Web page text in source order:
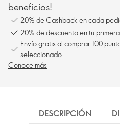
beneficios!
20% de Cashback en cada
20% de descuento en tu
Envío gratis al comprar 100
seleccionado.
Conoce más
DESCRIPCIÓN